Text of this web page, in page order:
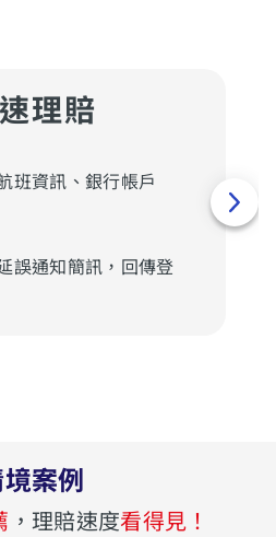
理賠
班資訊、銀行帳戶
誤通知簡訊，回傳登
案例
，理賠速度看得見！